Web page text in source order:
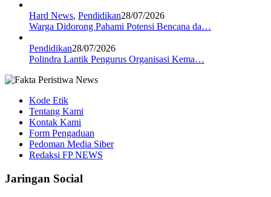
Hard News, Pendidikan28/07/2026
Warga Didorong Pahami Potensi Bencana da…
Pendidikan28/07/2026
Polindra Lantik Pengurus Organisasi Kema…
Kode Etik
Tentang Kami
Kontak Kami
Form Pengaduan
Pedoman Media Siber
Redaksi FP NEWS
Jaringan Social